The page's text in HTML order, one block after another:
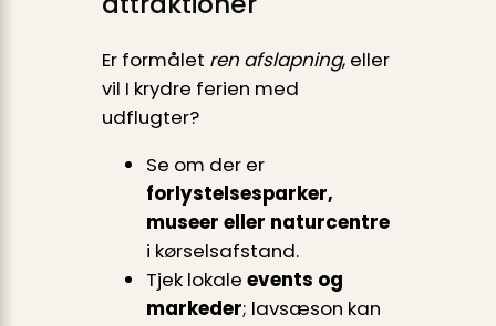
Er formålet ren afslapning, eller
vil I krydre ferien med
udflugter?
Se om der er
forlystelsesparker,
museer eller naturcentre
i kørselsafstand.
Tjek lokale events og
markeder; lavsæson kan